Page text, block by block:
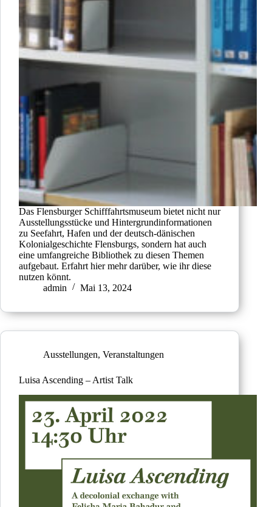
Das Flensburger Schifffahrtsmuseum bietet nicht nur
Ausstellungsstücke und Hintergrundinformationen
zu Seefahrt, Hafen und der deutsch-dänischen
Kolonialgeschichte Flensburgs, sondern hat auch
eine umfangreiche Bibliothek zu diesen Themen
aufgebaut. Erfahrt hier mehr darüber, wie ihr diese
nutzen könnt.
admin
Mai 13, 2024
Ausstellungen, Veranstaltungen
Luisa Ascending – Artist Talk